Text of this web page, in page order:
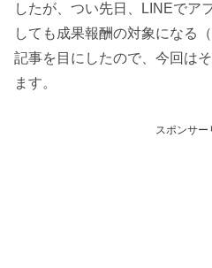
したが、つい先日、LINEでア
しても成果報酬の対象になる
記事を目にしたので、今回は
ます。
スポンサー